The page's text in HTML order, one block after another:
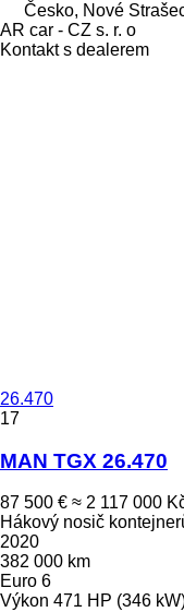
Česko, Nové
AR car - CZ s. r. o
Kontakt s dealerem
26.470
17
MAN TGX 26.470
87 500 € ≈ 2 117 000
Hákový nosič
2020
382 000 km
Euro 6
Výkon 471 HP (346